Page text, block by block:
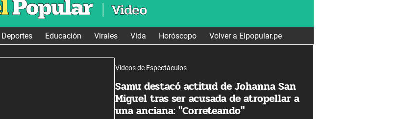
Deportes Educación Virales Vida Horóscopo Volver a Elpopular.pe
Videos de Espectáculos
Samu destacó actitud de Johanna San
Miguel tras ser acusada de atropellar a
una anciana: "Correteando"